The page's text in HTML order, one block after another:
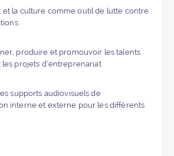
et la culture comme outil de lutte contre
produire et promouvoir les talents
projets d’entreprenariat
supports audiovisuels de
interne et externe pour les différents